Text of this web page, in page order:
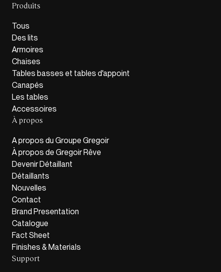
Produits
Tous
Des lits
Armoires
Chaises
Tables basses et tables d'appoint
Canapés
Les tables
Accessoires
À propos
A propos du Groupe Gregoir
À propos de Gregoir Rêve
Devenir Détaillant
Détaillants
Nouvelles
Contact
Brand Presentation
Catalogue
Fact Sheet
Finishes & Materials
Support